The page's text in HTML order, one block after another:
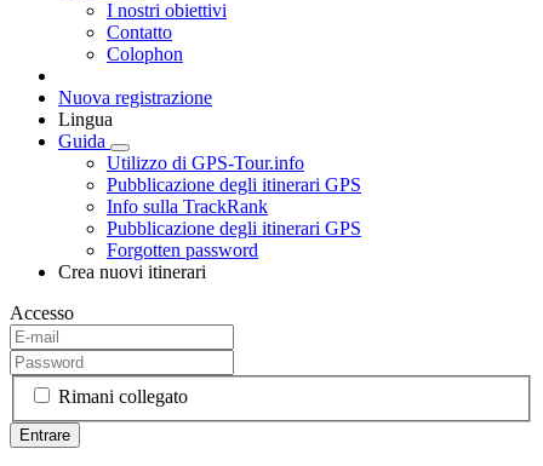
I nostri obiettivi
Contatto
Colophon
Nuova registrazione
Lingua
Guida
Utilizzo di GPS-Tour.info
Pubblicazione degli itinerari GPS
Info sulla TrackRank
Pubblicazione degli itinerari GPS
Forgotten password
Crea nuovi itinerari
Accesso
Rimani collegato